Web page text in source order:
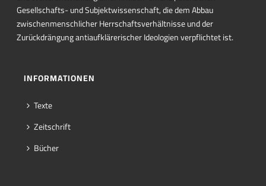
Gesellschafts- und Subjektwissenschaft, die dem Abbau
zwischenmenschlicher Herrschaftsverhältnisse und der
Zurückdrängung antiaufklärerischer Ideologien verpflichtet ist.
INFORMATIONEN
Texte
Zeitschrift
Bücher